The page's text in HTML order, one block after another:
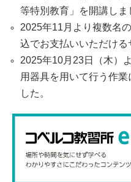
等特別教育」を開講しま
2025年11月より複数名
込でお支払いいただける
2025年10月23日（木）
用器具を用いて行う作
した。